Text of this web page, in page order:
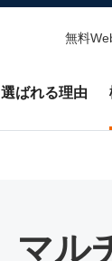
無料
選ばれる理由
マル